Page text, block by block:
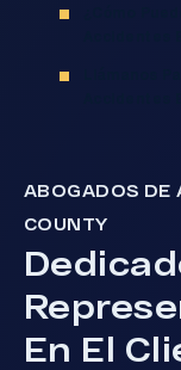
ABOGADOS DE
COUNTY
En El